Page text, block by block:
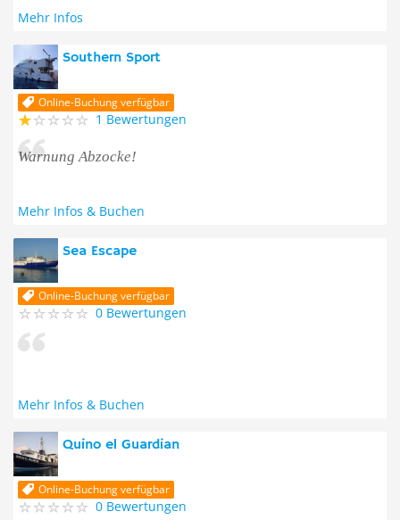
Mehr Infos
Southern Sport
Online-Buchung verfügbar
1 Bewertungen
Warnung Abzocke!
Mehr Infos & Buchen
Sea Escape
Online-Buchung verfügbar
0 Bewertungen
Mehr Infos & Buchen
Quino el Guardian
Online-Buchung verfügbar
0 Bewertungen